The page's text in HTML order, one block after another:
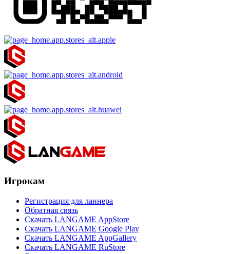
Игрокам
Регистрация для ланнера
Обратная связь
Скачать LANGAME AppStore
Скачать LANGAME Google Play
Скачать LANGAME AppGallery
Скачать LANGAME RuStore